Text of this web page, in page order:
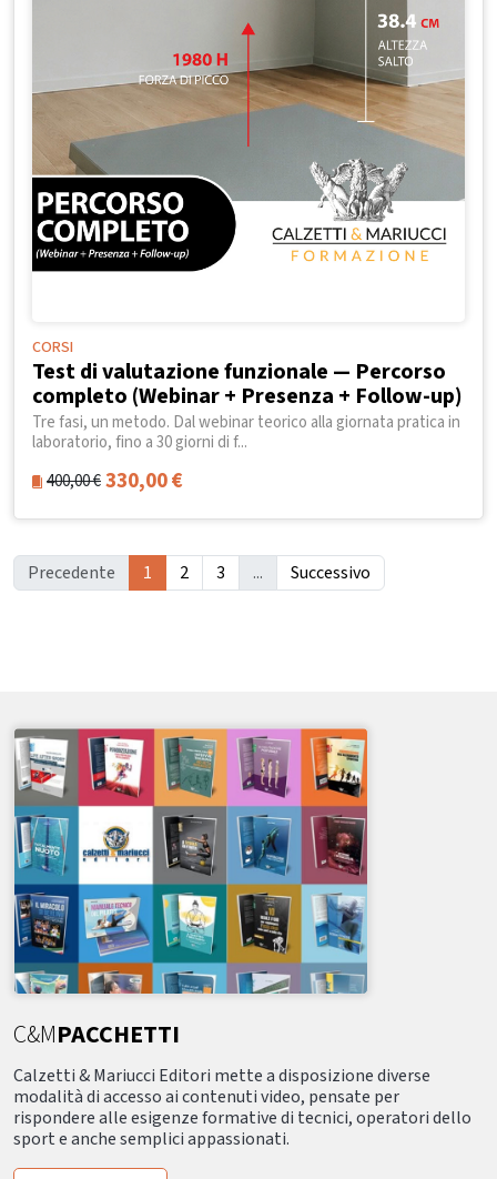
CORSI
Test di valutazione funzionale — Percorso
completo (Webinar + Presenza + Follow-up)
Tre fasi, un metodo. Dal webinar teorico alla giornata pratica in
laboratorio, fino a 30 giorni di f...
400,00€330,00€
Precedente 1 2 3 ... Successivo
C&MPACCHETTI
Calzetti & Mariucci Editori mette a disposizione diverse
modalità di accesso ai contenuti video, pensate per
rispondere alle esigenze formative di tecnici, operatori dello
sport e anche semplici appassionati.